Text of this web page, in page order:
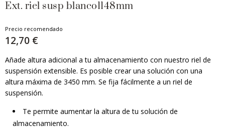
Ext. riel susp blanco1148mm
Precio recomendado
12,70 €
Añade altura adicional a tu almacenamiento con nuestro riel de
suspensión extensible. Es posible crear una solución con una
altura máxima de 3450 mm. Se fija fácilmente a un riel de
suspensión.
Te permite aumentar la altura de tu solución de
almacenamiento.